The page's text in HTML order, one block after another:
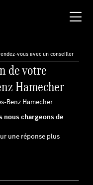
vous avec un conseiller
de votre
Hamecher
Benz Hamecher
nous chargeons de
une réponse plus